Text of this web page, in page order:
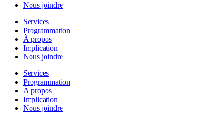
Nous joindre
Services
Programmation
À propos
Implication
Nous joindre
Services
Programmation
À propos
Implication
Nous joindre